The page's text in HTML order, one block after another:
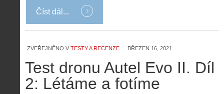
Číst dál...
ZVEŘEJNĚNO V TESTY A RECENZE BŘEZEN 16, 2021
Test dronu Autel Evo II. Díl
2: Létáme a fotíme